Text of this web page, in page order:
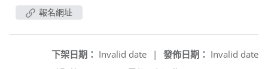
報名網址
發佈日期： Invalid date
下架日期： Invalid date
|